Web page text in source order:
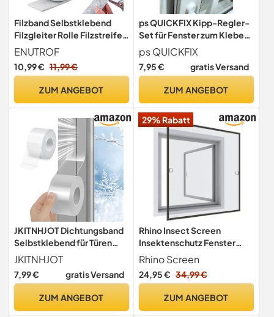
Filzband Selbstklebend
Filzgleiter Rolle Filzstreifen
Filzklebeband Breit
ENUTROF
10,99 € 11,99 €
ZUM ANGEBOT
ps QUICKFIX Kipp-Regler-
Set für Fenster zum Kleben
- 1 Stück (weiß) - 14 cm
Länge - Feststeller für
Dreh/Kipp-Fenster -
ps QUICKFIX
7,95 € gratis Versand
ZUM ANGEBOT
JKITNHJOT Dichtungsband
Selbstklebend für Türen
Fenster, 3cmx10m Window
Seal Strip Tape, Transparent
Wasserdicht Wetterfeste
Glasfugen
JKITNHJOT
7,99 € gratis Versand
ZUM ANGEBOT
29% Rabatt
Rhino Insect Screen
Insektenschutz Fenster
Spannrahmen,
Fliegengitter für Fenster,
Fenstergitter,
Aluminium, anthrazit, 100 x
Rhino Screen
24,95 € 34,99 €
ZUM ANGEBOT